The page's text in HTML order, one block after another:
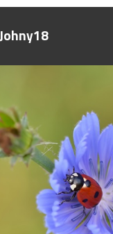
rokmi
rokmi
Johny18